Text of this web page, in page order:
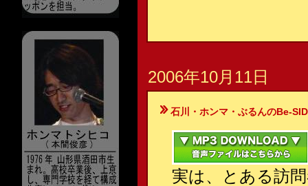
2006年10月11日
石川・ホンマ・ぶるんのBe-
実は、とある訪